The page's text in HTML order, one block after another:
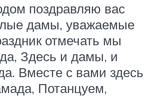
поздравляю вас
дамы, уважаемые
отмечать мы
Здесь и дамы, и
Вместе с вами здесь
Потанцуем,